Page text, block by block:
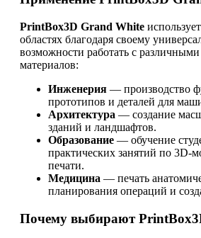
PrintBox3D Grand White
областях благодаря своему
возможности работать с
материалов:
Инженерия — производство
прототипов и деталей для
Архитектура — создание
зданий и ландшафтов.
Образование — обучение
практических занятий по 3D-
печати.
Медицина — печать
планирования операций и
Почему выбирают